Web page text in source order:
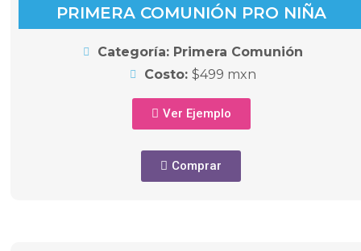
PRIMERA COMUNIÓN PRO NIÑA
Categoría: Primera Comunión
Costo:$499 mxn
Ver Ejemplo
Comprar